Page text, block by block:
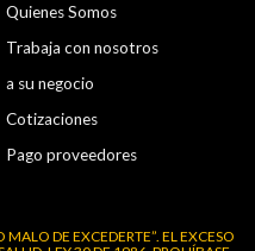
Quienes Somos
Trabaja con nosotros
a su negocio
Cotizaciones
Pago proveedores
DE EXCEDERTE”. EL EXCESO